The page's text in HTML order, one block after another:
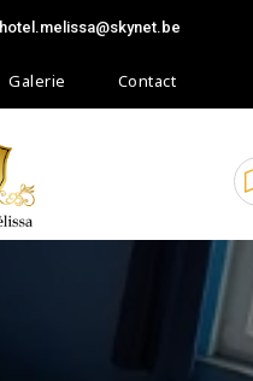
hotel.melissa@skynet.be
Galerie Contact